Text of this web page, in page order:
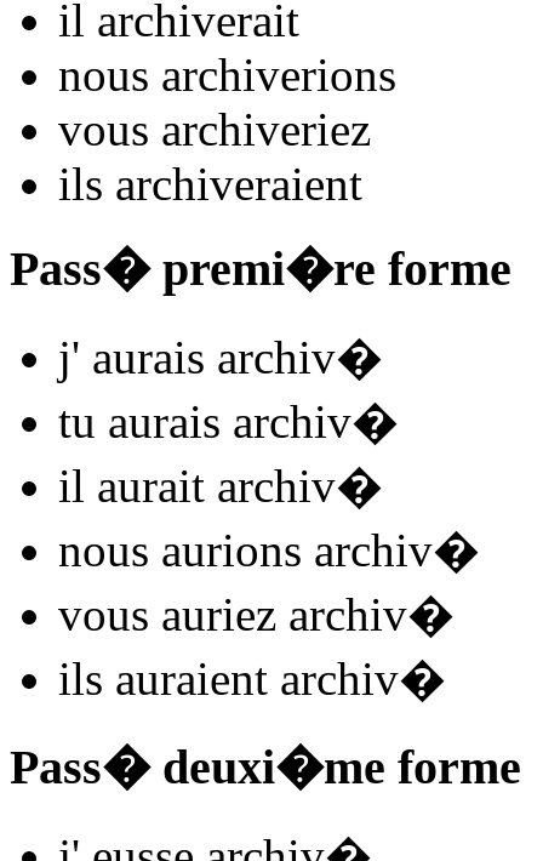
il archiverait
nous archiverions
vous archiveriez
ils archiveraient
Pass� premi�re forme
j' aurais archiv�
tu aurais archiv�
il aurait archiv�
nous aurions archiv�
vous auriez archiv�
ils auraient archiv�
Pass� deuxi�me forme